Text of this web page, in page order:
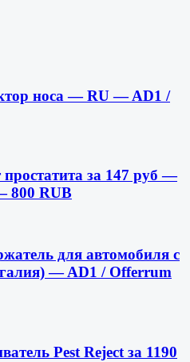
носа — RU — AD1 /
за 147 руб —
800 RUB
для автомобиля с
— AD1 / Offerrum
Pest Reject за 1190